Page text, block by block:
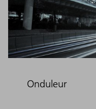
Onduleur